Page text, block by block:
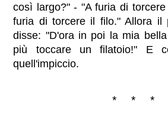
così largo?" - "A furia di
furia di torcere il filo." Allora il
disse: "D'ora in poi la mia
più toccare un filatoio!" E
quell'impiccio.
* * *